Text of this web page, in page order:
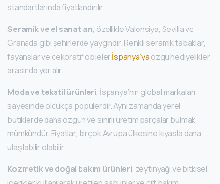
standartlarında fiyatlandırılır.
Seramik ve el sanatları, özellikle Valensiya, Sevilla ve
Granada gibi şehirlerde yaygındır. Renkli seramik tabaklar,
fayanslar ve dekoratif objeler İspanya’yaözgü hediyelikler
arasında yer alır.
Moda ve tekstil ürünleri, İspanya’nın global markaları
sayesinde oldukça popülerdir. Aynı zamanda yerel
butiklerde daha özgün ve sınırlı üretim parçalar bulmak
mümkündür. Fiyatlar, birçok Avrupa ülkesine kıyasla daha
ulaşılabilir olabilir.
Kozmetik ve doğal bakım ürünleri, zeytinyağı ve bitkisel